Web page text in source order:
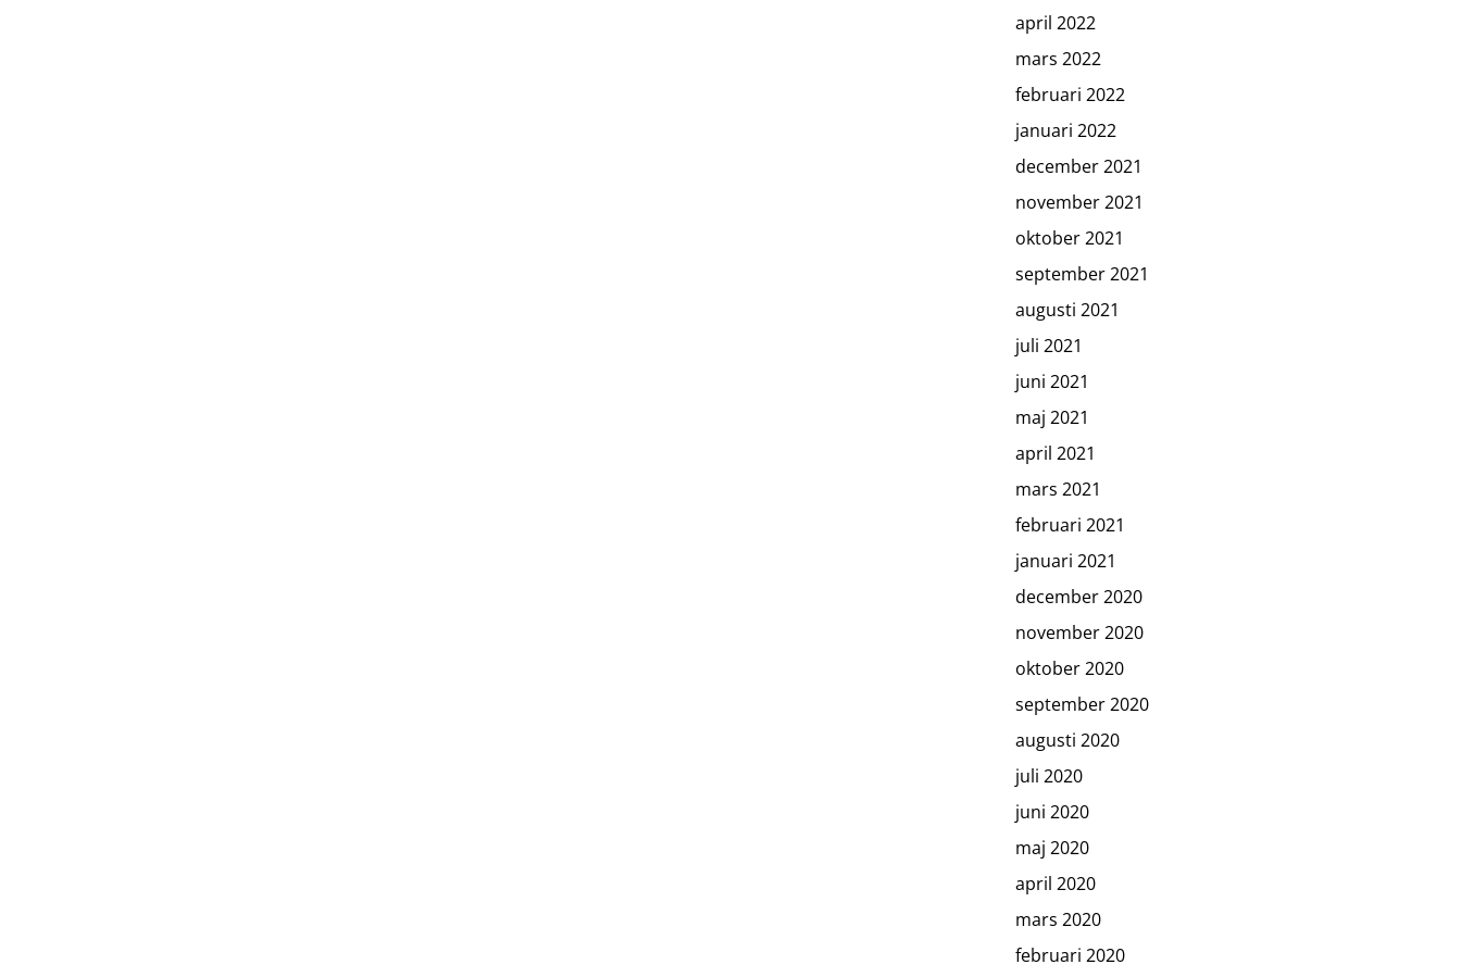
april 2022
mars 2022
februari 2022
januari 2022
december 2021
november 2021
oktober 2021
september 2021
augusti 2021
juli 2021
juni 2021
maj 2021
april 2021
mars 2021
februari 2021
januari 2021
december 2020
november 2020
oktober 2020
september 2020
augusti 2020
juli 2020
juni 2020
maj 2020
april 2020
mars 2020
februari 2020